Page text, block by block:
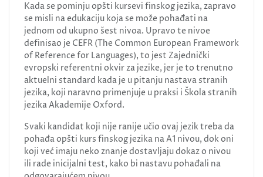
Kada se pominju opšti kursevi finskog jezika, zapravo
se misli na edukaciju koja se može pohađati na
jednom od ukupno šest nivoa. Upravo te nivoe
definisao je CEFR (The Common European Framework
of Reference for Languages), to jest Zajednički
evropski referentni okvir za jezike, jer je to trenutno
aktuelni standard kada je u pitanju nastava stranih
jezika, koji naravno primenjuje u praksi i Škola stranih
jezika Akademije Oxford.
Svaki kandidat koji nije ranije učio ovaj jezik treba da
pohađa opšti kurs finskog jezika na A1 nivou, dok oni
koji već imaju neko znanje dostavljaju dokaz o nivou
ili rade inicijalni test, kako bi nastavu pohađali na